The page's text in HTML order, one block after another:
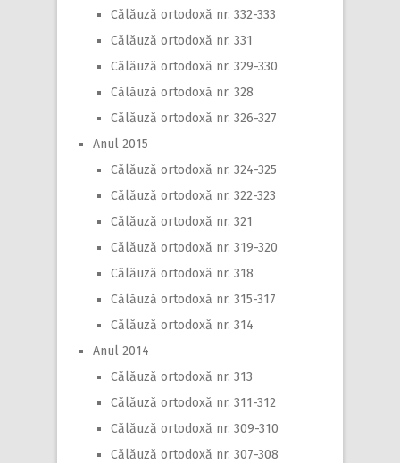
Călăuză ortodoxă nr. 332-333
Călăuză ortodoxă nr. 331
Călăuză ortodoxă nr. 329-330
Călăuză ortodoxă nr. 328
Călăuză ortodoxă nr. 326-327
Anul 2015
Călăuză ortodoxă nr. 324-325
Călăuză ortodoxă nr. 322-323
Călăuză ortodoxă nr. 321
Călăuză ortodoxă nr. 319-320
Călăuză ortodoxă nr. 318
Călăuză ortodoxă nr. 315-317
Călăuză ortodoxă nr. 314
Anul 2014
Călăuză ortodoxă nr. 313
Călăuză ortodoxă nr. 311-312
Călăuză ortodoxă nr. 309-310
Călăuză ortodoxă nr. 307-308